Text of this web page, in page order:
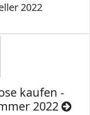
2022
kaufen -
2022